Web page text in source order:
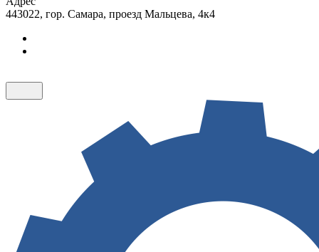
443022, гор. Самара, проезд Мальцева, 4к4